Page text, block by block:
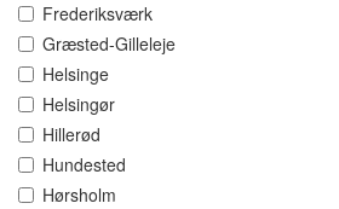
Frederiksværk
Græsted-Gilleleje
Helsinge
Helsingør
Hillerød
Hundested
Hørsholm